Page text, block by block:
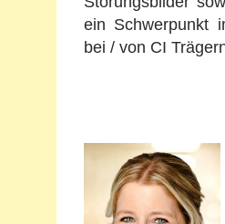
ein Schwerpunkt
bei / von CI